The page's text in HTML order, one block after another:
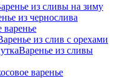
из сливы на зиму
из чернослива
варенье
из слив с орехами
Варенье из сливы
варенье